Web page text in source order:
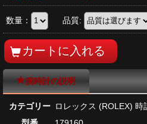
数量： 品質:
腕時計の説明
カテゴリー ロレックス (ROLEX) 時